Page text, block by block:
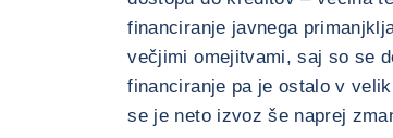
financiranje javnega
večjimi omejitvami, saj so se
financiranje pa je ostalo v
se je neto izvoz še naprej